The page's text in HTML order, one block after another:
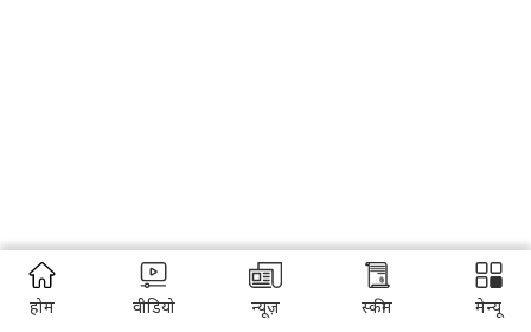
होम वीडियो न्यूज़ स्कीम मेन्यू